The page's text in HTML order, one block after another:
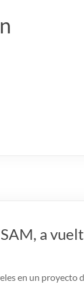
a
en un proyecto